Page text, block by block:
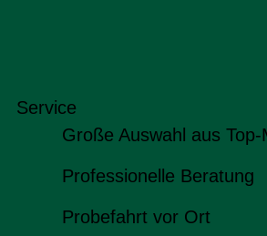
Service
Große Auswahl aus Top-
Professionelle Beratung
Probefahrt vor Ort